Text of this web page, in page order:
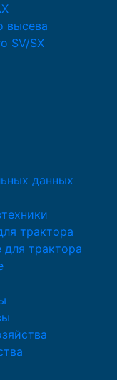
высева
SV/SX
данных
трактора
трактора